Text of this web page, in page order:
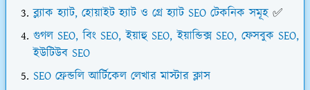
ব্ল্যাক হ্যাট, হোয়াইট হ্যাট ও গ্রে হ্যাট SEO টেকনিক সমূহ ✅
গুগল SEO, বিং SEO, ইয়াহু SEO, ইয়ান্ডিক্স SEO, ফেসবুক SEO,
ইউটিউব SEO
SEO ফ্রেন্ডলি আর্টিকেল লেখার মাস্টার ক্লাস